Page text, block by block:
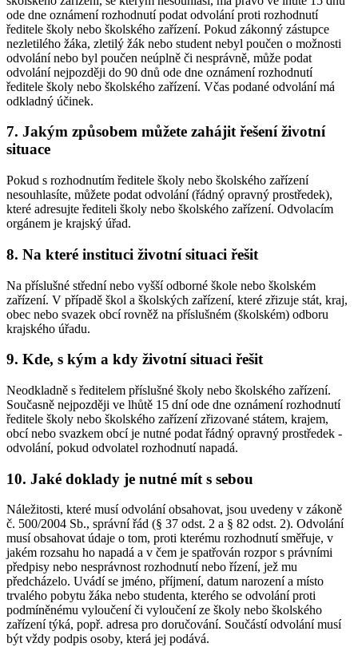
ode dne oznámení rozhodnutí podat odvolání proti rozhodnutí
ředitele školy nebo školského zařízení. Pokud zákonný zástupce
nezletilého žáka, zletilý žák nebo student nebyl poučen o možnosti
odvolání nebo byl poučen neúplně či nesprávně, může podat
odvolání nejpozději do 90 dnů ode dne oznámení rozhodnutí
ředitele školy nebo školského zařízení. Včas podané odvolání má
odkladný účinek.
7. Jakým způsobem můžete zahájit řešení životní
situace
Pokud s rozhodnutím ředitele školy nebo školského zařízení
nesouhlasíte, můžete podat odvolání (řádný opravný prostředek),
které adresujte řediteli školy nebo školského zařízení. Odvolacím
orgánem je krajský úřad.
8. Na které instituci životní situaci řešit
Na příslušné střední nebo vyšší odborné škole nebo školském
zařízení. V případě škol a školských zařízení, které zřizuje stát, kraj,
obec nebo svazek obcí rovněž na příslušném (školském) odboru
krajského úřadu.
9. Kde, s kým a kdy životní situaci řešit
Neodkladně s ředitelem příslušné školy nebo školského zařízení.
Současně nejpozději ve lhůtě 15 dní ode dne oznámení rozhodnutí
ředitele školy nebo školského zařízení zřizované státem, krajem,
obcí nebo svazkem obcí je nutné podat řádný opravný prostředek -
odvolání, pokud odvolatel rozhodnutí napadá.
10. Jaké doklady je nutné mít s sebou
Náležitosti, které musí odvolání obsahovat, jsou uvedeny v zákoně
č. 500/2004 Sb., správní řád (§ 37 odst. 2 a § 82 odst. 2). Odvolání
musí obsahovat údaje o tom, proti kterému rozhodnutí směřuje, v
jakém rozsahu ho napadá a v čem je spatřován rozpor s právními
předpisy nebo nesprávnost rozhodnutí nebo řízení, jež mu
předcházelo. Uvádí se jméno, příjmení, datum narození a místo
trvalého pobytu žáka nebo studenta, kterého se odvolání proti
podmíněnému vyloučení či vyloučení ze školy nebo školského
zařízení týká, popř. adresa pro doručování. Součástí odvolání musí
být vždy podpis osoby, která jej podává.